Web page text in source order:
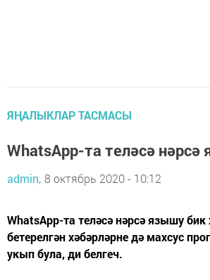
ЯҢАЛЫКЛАР ТАСМАСЫ
WhatsApp-та теләсә
admin, 8 октябрь 2020 - 10:12
WhatsApp-та теләсә нәрсә язышу бик
бетерелгән хәбәрләрне дә махсус
укып була, ди белгеч.